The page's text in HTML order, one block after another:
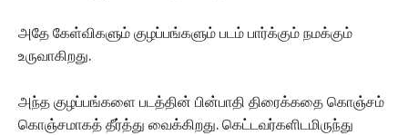
அதே கேள்விகளும் குழப்பங்களும் படம் பார்க்கும் நமக்கும்
உருவாகிறது.
அந்த குழப்பங்களை படத்தின் பின்பாதி திரைக்கதை கொஞ்சம்
கொஞ்சமாகத் தீர்த்து வைக்கிறது. கெட்டவர்களிடமிருந்து